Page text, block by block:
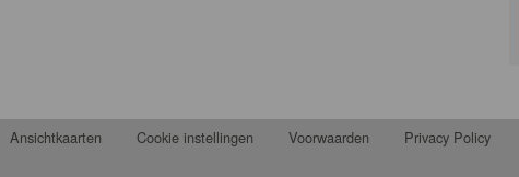
Ansichtkaarten Cookie instellingen Voorwaarden Privacy Policy